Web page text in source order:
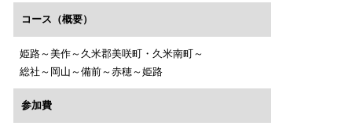
コース（概要）
姫路～美作～久米郡美咲町・久米南町～
総社～岡山～備前～赤穂～姫路
参加費